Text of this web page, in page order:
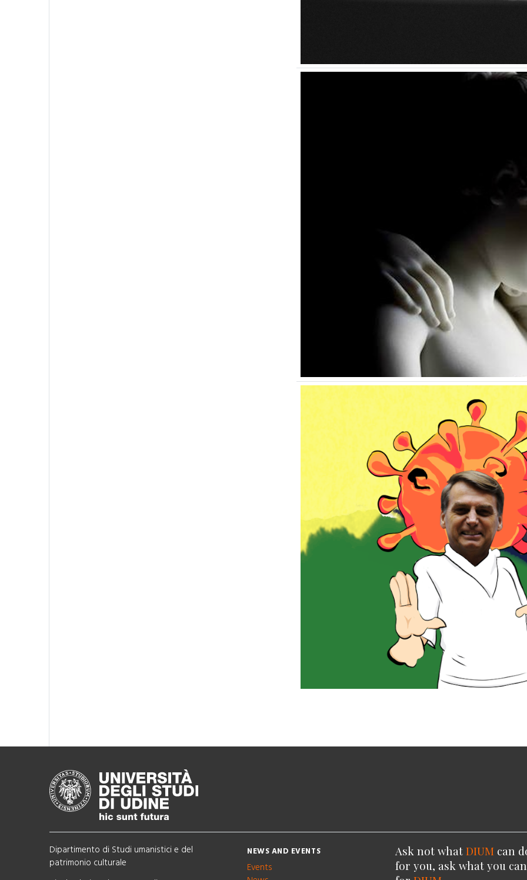
Dipartimento di Studi umanistici e del
patrimonio culturale
NEWS AND EVENTS
Events
Ask not what DIUM can
for you, ask what you